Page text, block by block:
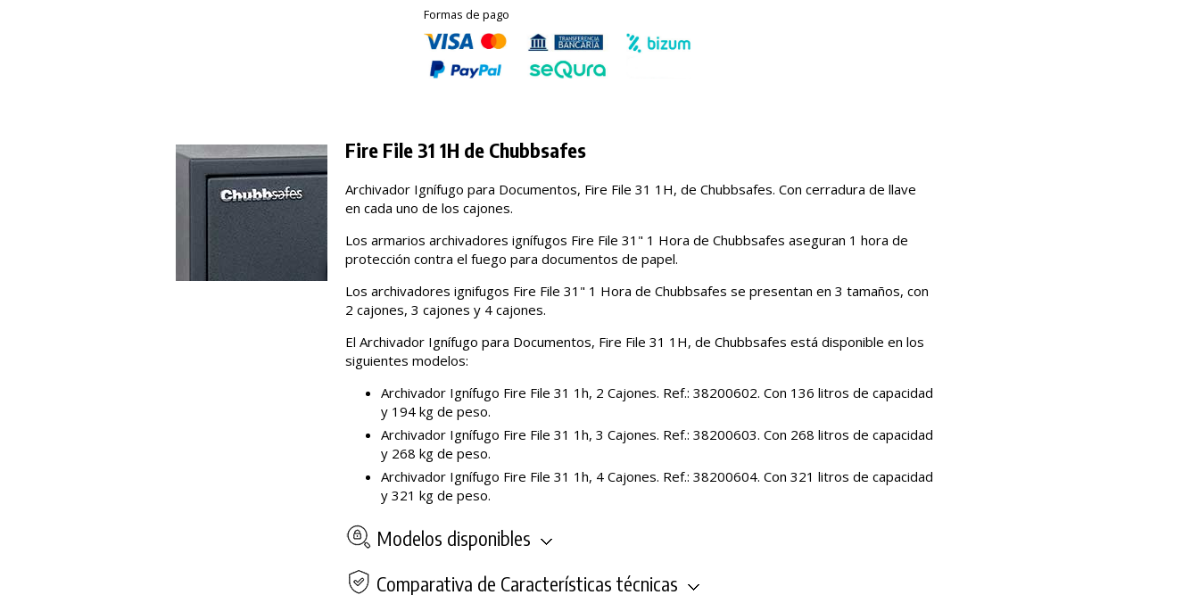
Formas de pago
Fire File 31 1H de Chubbsafes
Archivador Ignífugo para Documentos, Fire File 31 1H, de Chubbsafes. Con cerradura de llave
en cada uno de los cajones.
Los armarios archivadores ignífugos Fire File 31" 1 Hora de Chubbsafes aseguran 1 hora de
protección contra el fuego para documentos de papel.
Los archivadores ignifugos Fire File 31" 1 Hora de Chubbsafes se presentan en 3 tamaños, con
2 cajones, 3 cajones y 4 cajones.
El Archivador Ignífugo para Documentos, Fire File 31 1H, de Chubbsafes está disponible en los
siguientes modelos:
Archivador Ignífugo Fire File 31 1h, 2 Cajones. Ref.: 38200602. Con 136 litros de capacidad
y 194 kg de peso.
Archivador Ignífugo Fire File 31 1h, 3 Cajones. Ref.: 38200603. Con 268 litros de capacidad
y 268 kg de peso.
Archivador Ignífugo Fire File 31 1h, 4 Cajones. Ref.: 38200604. Con 321 litros de capacidad
y 321 kg de peso.
Modelos disponibles
Comparativa de Características técnicas